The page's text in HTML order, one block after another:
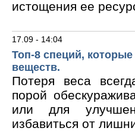
истощения ее
17.09 - 14:04
Топ-8 специй,
веществ.
Потеря веса
порой
или для
избавиться от